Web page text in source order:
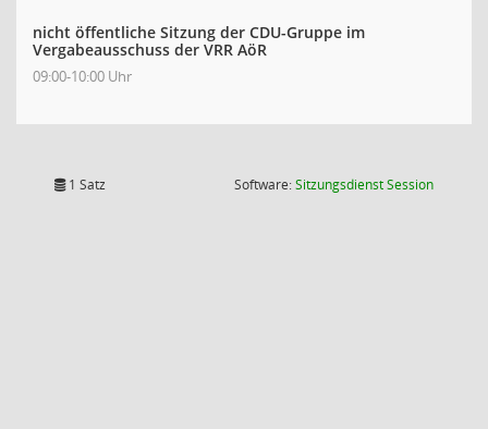
nicht öffentliche Sitzung der CDU-Gruppe im
Vergabeausschuss der VRR AöR
09:00-10:00 Uhr
1 Satz Software:SitzungsdienstSession(Wird in